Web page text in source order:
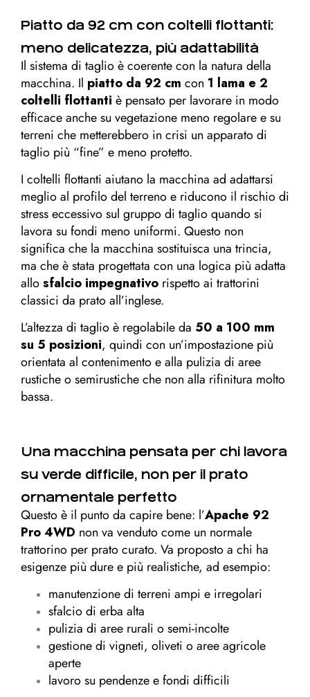
Piatto da 92 cm con coltelli flottanti:
meno delicatezza, più adattabilità
Il sistema di taglio è coerente con la natura della
macchina. Il piatto da 92 cm con 1 lama e 2
coltelli flottanti è pensato per lavorare in modo
efficace anche su vegetazione meno regolare e su
terreni che metterebbero in crisi un apparato di
taglio più “fine” e meno protetto.
I coltelli flottanti aiutano la macchina ad adattarsi
meglio al profilo del terreno e riducono il rischio di
stress eccessivo sul gruppo di taglio quando si
lavora su fondi meno uniformi. Questo non
significa che la macchina sostituisca una trincia,
ma che è stata progettata con una logica più adatta
allosfalcio impegnativo rispetto ai trattorini
classici da prato all’inglese.
L’altezza di taglio è regolabile da 50 a 100 mm
su 5 posizioni, quindi con un’impostazione più
orientata al contenimento e alla pulizia di aree
rustiche o semirustiche che non alla rifinitura molto
bassa.
Una macchina pensata per chi lavora
su verde difficile, non per il prato
ornamentale perfetto
Questo è il punto da capire bene: l’Apache 92
Pro 4WD non va venduto come un normale
trattorino per prato curato. Va proposto a chi ha
esigenze più dure e più realistiche, ad esempio:
manutenzione di terreni ampi e irregolari
sfalcio di erba alta
pulizia di aree rurali o semi-incolte
gestione di vigneti, oliveti o aree agricole
aperte
lavoro su pendenze e fondi difficili